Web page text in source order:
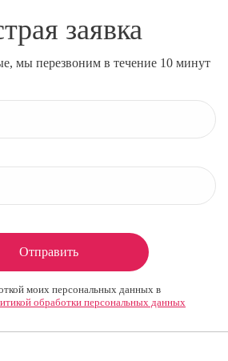
заявка
мы перезвоним в течение 10 минут
Отправить
моих персональных данных в
обработки персональных данных